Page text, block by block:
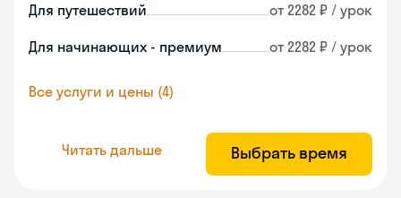
Для путешествий от 2282 ₽ / урок
Для начинающих - премиум от 2282 ₽ / урок
Все услуги и цены (4)
Читать дальше Выбрать время